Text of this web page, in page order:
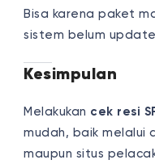
Bisa karena paket
sistem belum
Kesimpulan
Melakukan cek resi
mudah, baik melalui
maupun situs